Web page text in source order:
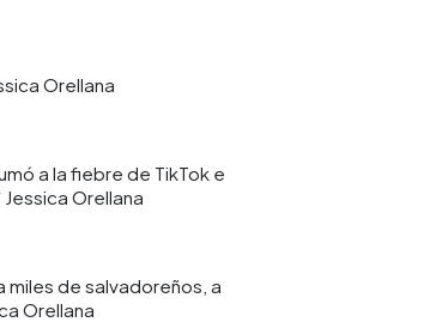
Orellana
a la fiebre de TikTok e
Orellana
miles de salvadoreños, a
Orellana